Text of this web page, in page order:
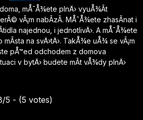
mÅ¯Å¾ete plnÄ› vyuÅ¾Ã­t
vÃ¡m nabÃ­zÃ­. MÅ¯Å¾ete zhasÃ­nat i
najednou, i jednotlivÄ›. A mÅ¯Å¾ete
na svÄ›tÄ›. TakÅ¾e uÅ¾ se vÃ¡m
pÅ™ed odchodem z domova
v bytÄ› budete mÃ­t vÅ¾dy plnÄ›
5 - (5 votes)